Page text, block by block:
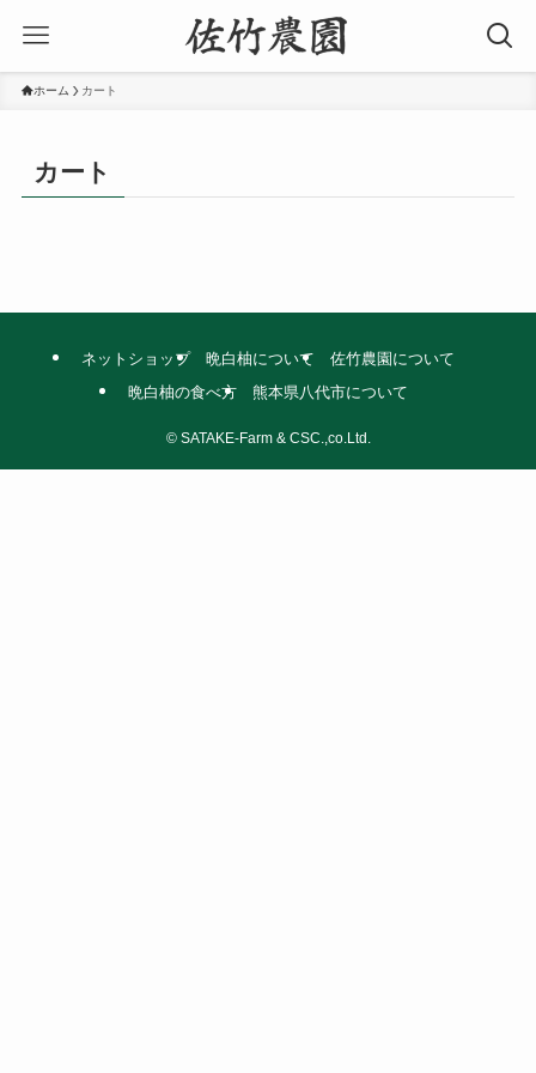
ホーム カート
カート
ネットショップ 晩白柚について
佐竹農園について
晩白柚の食べ方
熊本県八代市について
©SATAKE-Farm & CSC.,co.Ltd.